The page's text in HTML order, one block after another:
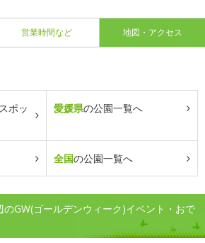
営業時間など 地図・アクセス
ポッ
愛媛県の公園一覧へ
全国の公園一覧へ
GW(ゴールデンウィーク)イベント・おで